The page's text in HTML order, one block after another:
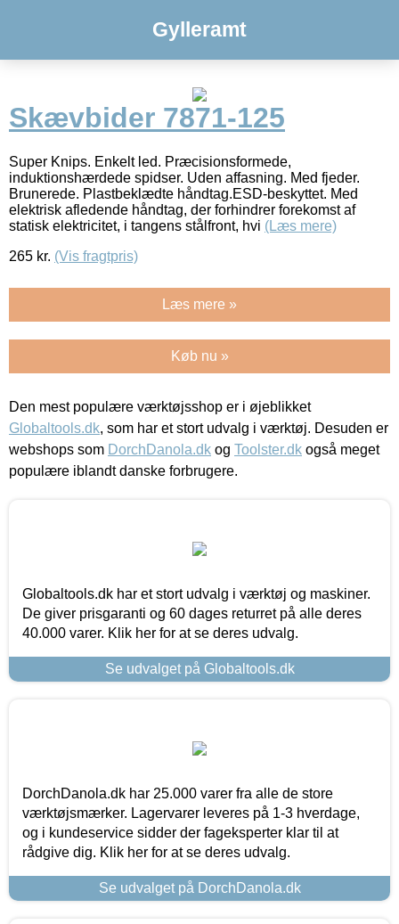
Gylleramt
Skævbider 7871-125
Super Knips. Enkelt led. Præcisionsformede,
induktionshærdede spidser. Uden affasning. Med fjeder.
Brunerede. Plastbeklædte håndtag.ESD-beskyttet. Med
elektrisk afledende håndtag, der forhindrer forekomst af
statisk elektricitet, i tangens stålfront, hvi (Læs mere)
265 kr. (Vis fragtpris)
Læs mere »
Køb nu »
Den mest populære værktøjsshop er i øjeblikket
Globaltools.dk, som har et stort udvalg i værktøj. Desuden er
webshops som DorchDanola.dk og Toolster.dk også meget
populære iblandt danske forbrugere.
Globaltools.dk har et stort udvalg i værktøj og maskiner.
De giver prisgaranti og 60 dages returret på alle deres
40.000 varer. Klik her for at se deres udvalg.
Se udvalget på Globaltools.dk
DorchDanola.dk har 25.000 varer fra alle de store
værktøjsmærker. Lagervarer leveres på 1-3 hverdage,
og i kundeservice sidder der fageksperter klar til at
rådgive dig. Klik her for at se deres udvalg.
Se udvalget på DorchDanola.dk